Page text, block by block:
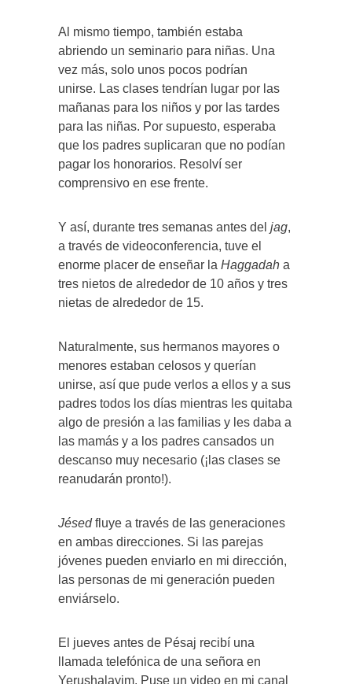
Al mismo tiempo, también estaba
abriendo un seminario para niñas. Una
vez más, solo unos pocos podrían
unirse. Las clases tendrían lugar por las
mañanas para los niños y por las tardes
para las niñas. Por supuesto, esperaba
que los padres suplicaran que no podían
pagar los honorarios. Resolví ser
comprensivo en ese frente.
Y así, durante tres semanas antes del jag,
a través de videoconferencia, tuve el
enorme placer de enseñar la Haggadah a
tres nietos de alrededor de 10 años y tres
nietas de alrededor de 15.
Naturalmente, sus hermanos mayores o
menores estaban celosos y querían
unirse, así que pude verlos a ellos y a sus
padres todos los días mientras les quitaba
algo de presión a las familias y les daba a
las mamás y a los padres cansados ​​un
descanso muy necesario (¡las clases se
reanudarán pronto!).
Jésedfluye a través de las generaciones
en ambas direcciones. Si las parejas
jóvenes pueden enviarlo en mi dirección,
las personas de mi generación pueden
enviárselo.
El jueves antes de Pésaj recibí una
llamada telefónica de una señora en
Yerushalayim. Puse un video en mi canal